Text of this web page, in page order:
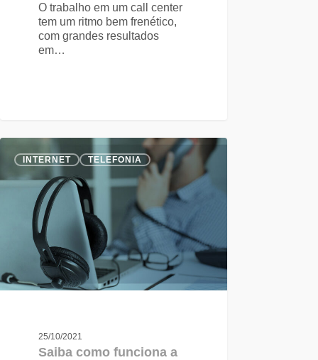
O trabalho em um call center
tem um ritmo bem frenético,
com grandes resultados
em…
INTERNET TELEFONIA
25/10/2021
Saiba como funciona a